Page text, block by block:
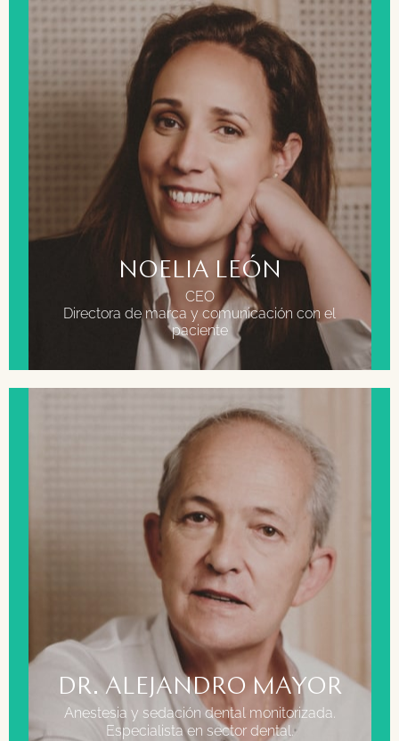
NOELIA LEÓN
CEO
Directora de marca y comunicación con el
paciente
FORMACIÓN
Licenciada en publicidad y relaciones públicas por la
Universidad Complutense de Madrid.
Máster en estrategias de marketing e investigación de
mercados. ESIC. Madrid.
Máster marketing digital. ESIC. Madrid.
DR. ALEJANDRO MAYOR
Anestesia y sedación dental monitorizada.
Especialista en sector dental.
FORMACIÓN
Licenciado en medicina por la Universidad de
Santander.